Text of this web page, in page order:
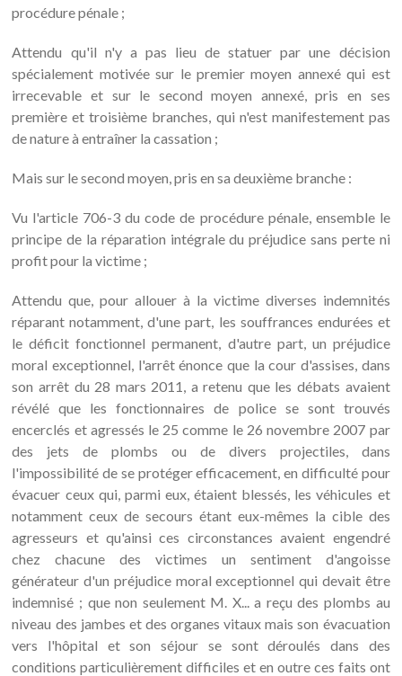
procédure pénale ;
Attendu qu'il n'y a pas lieu de statuer par une décision
spécialement motivée sur le premier moyen annexé qui est
irrecevable et sur le second moyen annexé, pris en ses
première et troisième branches, qui n'est manifestement pas
de nature à entraîner la cassation ;
Mais sur le second moyen, pris en sa deuxième branche :
Vu l'article 706-3 du code de procédure pénale, ensemble le
principe de la réparation intégrale du préjudice sans perte ni
profit pour la victime ;
Attendu que, pour allouer à la victime diverses indemnités
réparant notamment, d'une part, les souffrances endurées et
le déficit fonctionnel permanent, d'autre part, un préjudice
moral exceptionnel, l'arrêt énonce que la cour d'assises, dans
son arrêt du 28 mars 2011, a retenu que les débats avaient
révélé que les fonctionnaires de police se sont trouvés
encerclés et agressés le 25 comme le 26 novembre 2007 par
des jets de plombs ou de divers projectiles, dans
l'impossibilité de se protéger efficacement, en difficulté pour
évacuer ceux qui, parmi eux, étaient blessés, les véhicules et
notamment ceux de secours étant eux-mêmes la cible des
agresseurs et qu'ainsi ces circonstances avaient engendré
chez chacune des victimes un sentiment d'angoisse
générateur d'un préjudice moral exceptionnel qui devait être
indemnisé ; que non seulement M. X... a reçu des plombs au
niveau des jambes et des organes vitaux mais son évacuation
vers l'hôpital et son séjour se sont déroulés dans des
conditions particulièrement difficiles et en outre ces faits ont